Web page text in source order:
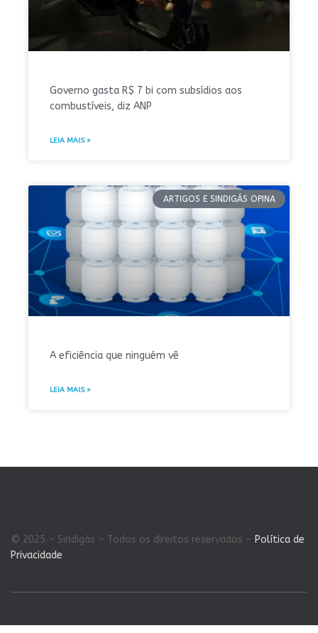
Governo gasta R$ 7 bi com subsídios aos
combustíveis, diz ANP
LEIA MAIS »
ARTIGOS E SINDIGÁS OPINA
A eficiência que ninguém vê
LEIA MAIS »
© 2025 - Sindigás - Todos os direitos reservados - Política de
Privacidade